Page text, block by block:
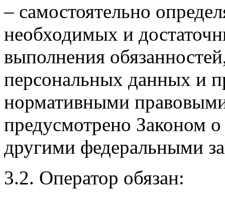
– самостоятельно
необходимых и
выполнения
персональных данных и
нормативными
предусмотрено Законом
другими федеральными
3.2. Оператор обязан: